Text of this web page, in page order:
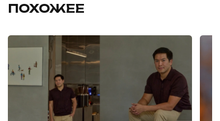
ПОХОЖЕЕ